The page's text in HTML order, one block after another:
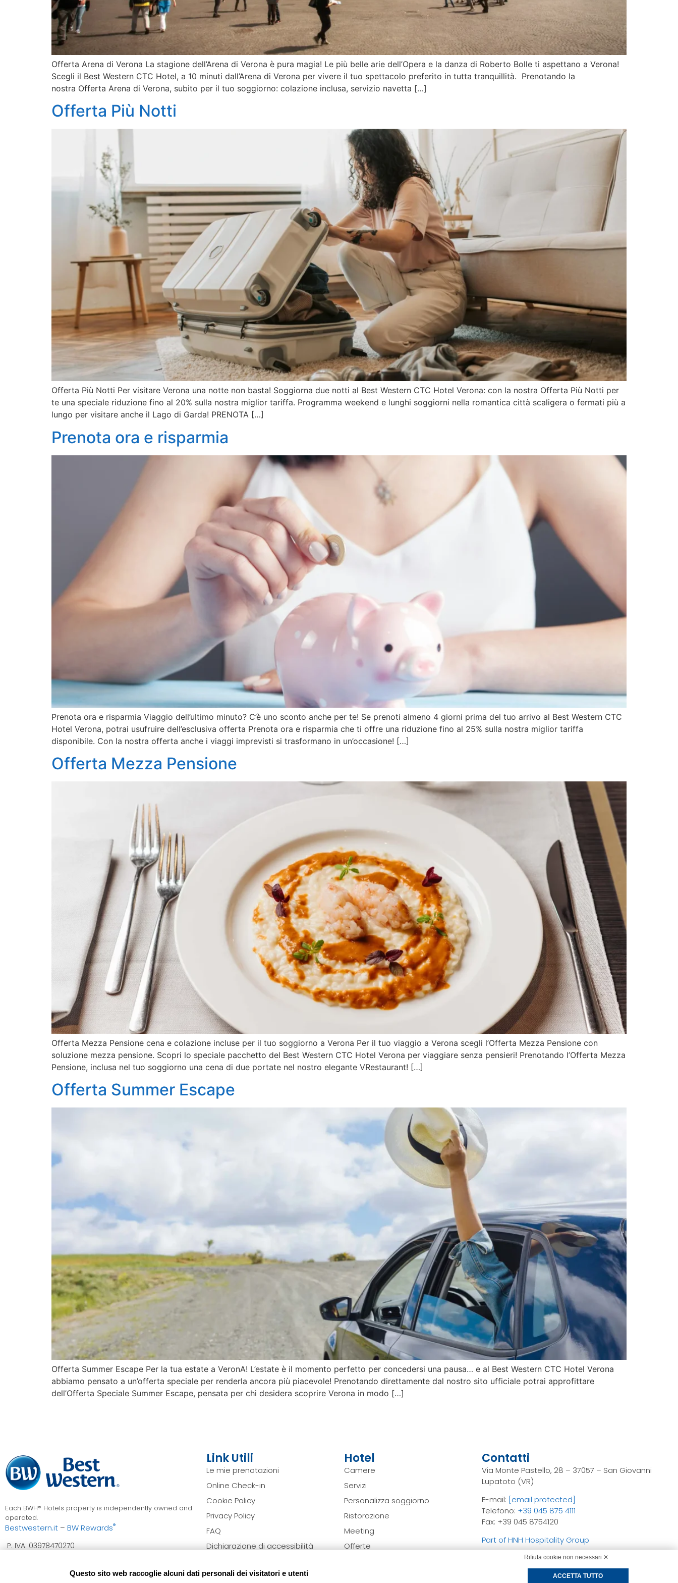
Offerta Arena di Verona La stagione dell’Arena di Verona è pura magia! Le più belle arie dell’Opera e la danza di Roberto Bolle ti aspettano a Verona!
Scegli il Best Western CTC Hotel, a 10 minuti dall’Arena di Verona per vivere il tuo spettacolo preferito in tutta tranquillità. Prenotando la
nostra Offerta Arena di Verona, subito per il tuo soggiorno: colazione inclusa, servizio navetta […]
Offerta Più Notti
Offerta Più Notti Per visitare Verona una notte non basta! Soggiorna due notti al Best Western CTC Hotel Verona: con la nostra Offerta Più Notti per
te una speciale riduzione fino al 20% sulla nostra miglior tariffa. Programma weekend e lunghi soggiorni nella romantica città scaligera o fermati più a
lungo per visitare anche il Lago di Garda! PRENOTA […]
Prenota ora e risparmia
Prenota ora e risparmia Viaggio dell’ultimo minuto? C’è uno sconto anche per te! Se prenoti almeno 4 giorni prima del tuo arrivo al Best Western CTC
Hotel Verona, potrai usufruire dell’esclusiva offerta Prenota ora e risparmia che ti offre una riduzione fino al 25% sulla nostra miglior tariffa
disponibile. Con la nostra offerta anche i viaggi imprevisti si trasformano in un’occasione! […]
Offerta Mezza Pensione
Offerta Mezza Pensione cena e colazione incluse per il tuo soggiorno a Verona Per il tuo viaggio a Verona scegli l’Offerta Mezza Pensione con
soluzione mezza pensione. Scopri lo speciale pacchetto del Best Western CTC Hotel Verona per viaggiare senza pensieri! Prenotando l’Offerta Mezza
Pensione, inclusa nel tuo soggiorno una cena di due portate nel nostro elegante VRestaurant! […]
Offerta Summer Escape
Offerta Summer Escape Per la tua estate a VeronA! L’estate è il momento perfetto per concedersi una pausa… e al Best Western CTC Hotel Verona
abbiamo pensato a un’offerta speciale per renderla ancora più piacevole! Prenotando direttamente dal nostro sito ufficiale potrai approfittare
dell’Offerta Speciale Summer Escape, pensata per chi desidera scoprire Verona in modo […]
Each BWH® Hotels property is independently owned and
operated.
Bestwestern.it – BW Rewards®
P. IVA: 03978470270
Link Utili
Le mie prenotazioni
Online Check-in
Cookie Policy
Privacy Policy
FAQ
Dichiarazione di accessibilità
Hotel
Camere
Servizi
Personalizza soggiorno
Ristorazione
Meeting
Offerte
Contatti
Via Monte Pastello, 28 – 37057 – San Giovanni
Lupatoto (VR)
E-mail: [email protected]
Telefono: +39 045 875 4111
Fax: +39 045 8754120
Part of HNH Hospitality Group
Rifiuta cookie non necessari ✕
Questo sito web raccoglie alcuni dati personali dei visitatori e utenti ACCETTA TUTTO